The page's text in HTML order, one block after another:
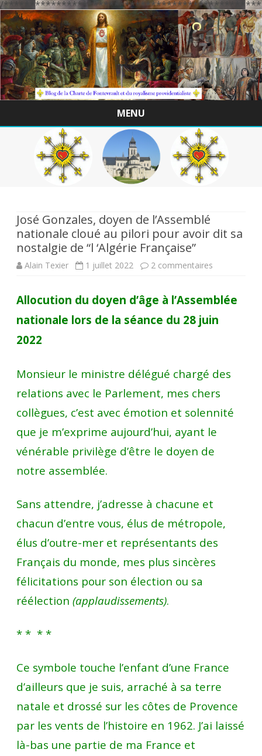
/
MENU
Skip
to
content
José Gonzales, doyen de l’Assemblé
nationale cloué au pilori pour avoir dit sa
nostalgie de “l ‘Algérie Française”
Alain Texier 1 juillet 2022 2 commentaires
Gonzales,
doyen
l’Assemblé
cloué
au
pilori
dit
sa
Allocution du doyen d’âge à l’Assemblée
nationale lors de la séance du 28 juin
2022
Monsieur le ministre délégué chargé des
relations avec le Parlement, mes chers
collègues, c’est avec émotion et solennité
que je m’exprime aujourd’hui, ayant le
vénérable privilège d’être le doyen de
notre assemblée.
Sans attendre, j’adresse à chacune et
chacun d’entre vous, élus de métropole,
élus d’outre-mer et représentants des
Français du monde, mes plus sincères
félicitations pour son élection ou sa
réélection (applaudissements).
* * * *
Ce symbole touche l’enfant d’une France
d’ailleurs que je suis, arraché à sa terre
natale et drossé sur les côtes de Provence
par les vents de l’histoire en 1962. J’ai laissé
là-bas une partie de ma France et